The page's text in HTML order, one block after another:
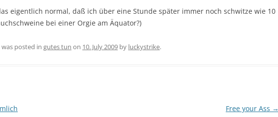
eigentlich normal, daß ich über eine Stunde später immer noch schwitze wie 10
bei einer Orgie am Äquator?)
posted in gutes tun on 10. July 2009 by luckystrike.
Free your Ass →